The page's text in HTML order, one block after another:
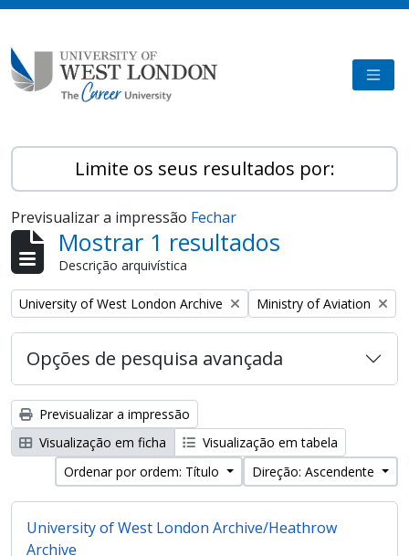
Limite os seus resultados por:
Previsualizar a impressão Fechar
Mostrar 1 resultados
Descrição arquivística
Remove filter:
University of West London Archive Remove filter:
Ministry of Aviation
Opções de pesquisa avançada
Previsualizar a impressão
Visualização em ficha
Visualização em tabela
Ordenar por ordem: Título
Direção: Ascendente
University of West London Archive/Heathrow
Archive